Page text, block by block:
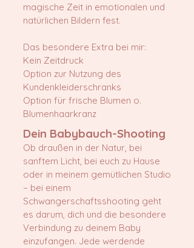
magische Zeit in emotionalen und
natürlichen Bildern fest.
Das besondere Extra bei mir:
Kein Zeitdruck
Option zur Nutzung des
Kundenkleiderschranks
Option für frische Blumen o.
Blumenhaarkranz
Dein Babybauch-Shooting
Ob draußen in der Natur, bei
sanftem Licht, bei euch zu Hause
oder in meinem gemütlichen Studio
– bei einem
Schwangerschaftsshooting geht
es darum, dich und die besondere
Verbindung zu deinem Baby
einzufangen. Jede werdende